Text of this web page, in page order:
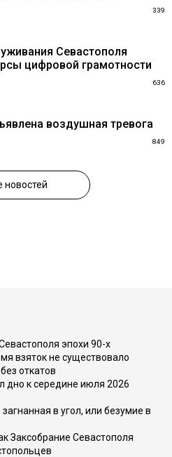
339
Севастополя
цифровой грамотности
636
воздушная тревога
849
новостей
эпохи 90-х
взяток не существовало
откатов
дно к середине июля 2026
в угол, или безумие в
Заксобрание Севастополя